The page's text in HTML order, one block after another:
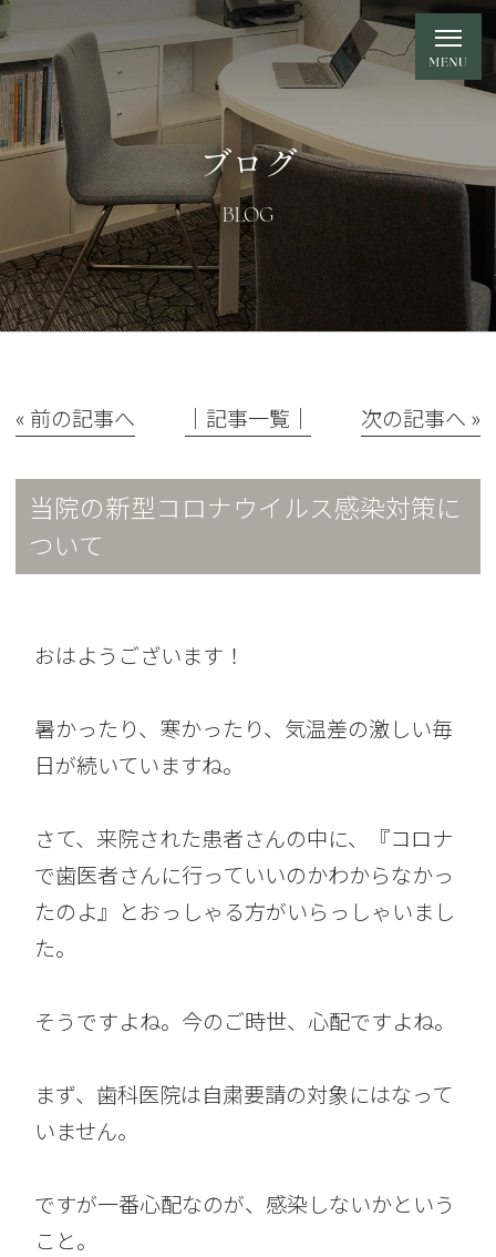
ブログ
BLOG
« 前の記事へ │記事一覧│ 次の記事へ »
当院の新型コロナウイルス感染対策に
ついて
おはようございます！
暑かったり、寒かったり、気温差の激しい毎
日が続いていますね。
さて、来院された患者さんの中に、『コロナ
で歯医者さんに行っていいのかわからなかっ
たのよ』とおっしゃる方がいらっしゃいまし
た。
そうですよね。今のご時世、心配ですよね。
まず、歯科医院は自粛要請の対象にはなって
いません。
ですが一番心配なのが、感染しないかという
こと。